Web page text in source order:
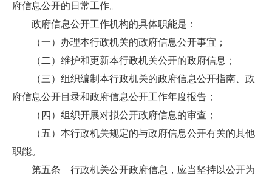
府信息公开的日常工作。
政府信息公开工作机构的具体职能是：
（一）办理本行政机关的政府信息公开事宜；
（二）维护和更新本行政机关公开的政府信息；
（三）组织编制本行政机关的政府信息公开指南、政
府信息公开目录和政府信息公开工作年度报告；
（四）组织开展对拟公开政府信息的审查；
（五）本行政机关规定的与政府信息公开有关的其他
职能。
第五条 行政机关公开政府信息，应当坚持以公开为